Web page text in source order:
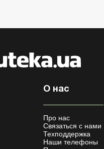
О нас
Про нас
Связаться с нами
Техподдержка
Наши телефоны